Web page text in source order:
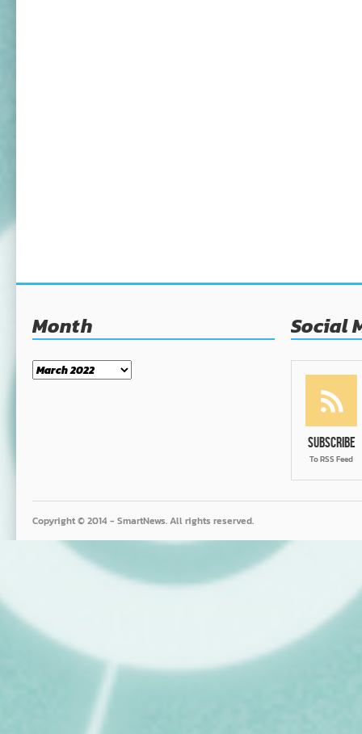
Month
Month
Social
Subscribe
To RSS Feed
Copyright © 2014 - SmartNews. All rights reserved.